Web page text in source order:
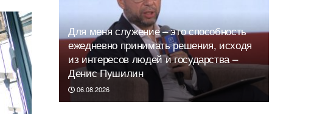
Для меня служение – это способность
ежедневно принимать решения, исходя
из интересов людей и государства –
Денис Пушилин
06.08.2026